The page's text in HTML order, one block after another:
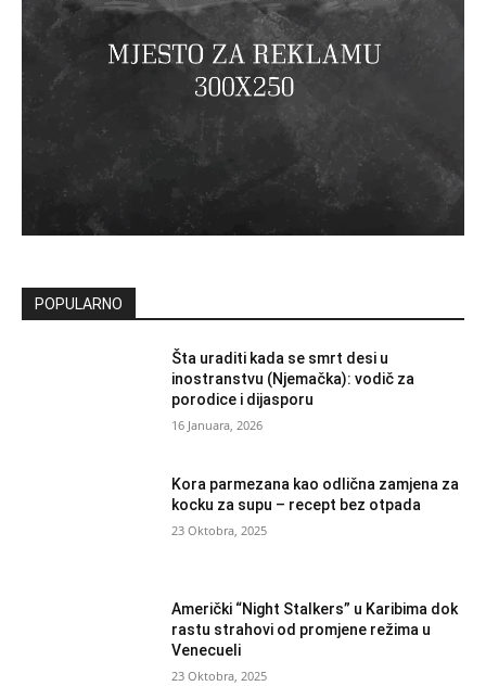
POPULARNO
Šta uraditi kada se smrt desi u
inostranstvu (Njemačka): vodič za
porodice i dijasporu
16 Januara, 2026
Kora parmezana kao odlična zamjena za
kocku za supu – recept bez otpada
23 Oktobra, 2025
Američki “Night Stalkers” u Karibima dok
rastu strahovi od promjene režima u
Venecueli
23 Oktobra, 2025